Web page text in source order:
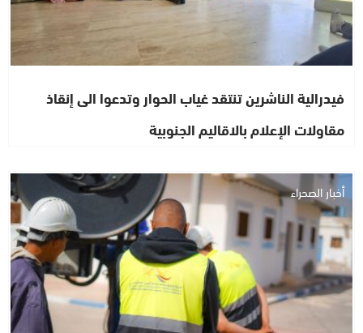
فيدرالية الناشرين تنتقد غياب الحوار وتدعوا الى إنقاذ
مقاولات الإعلام بالاقاليم الجنوبية
أخبار الصحراء